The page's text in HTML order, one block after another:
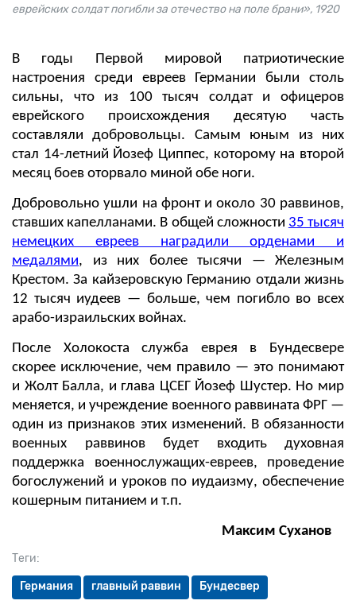
Теги:
Германия главный раввин Бундесвер
еврейских солдат погибли за отечество на поле брани», 1920
В годы Первой мировой патриотические
настроения среди евреев Германии были столь
сильны, что из 100 тысяч солдат и офицеров
еврейского происхождения десятую часть
составляли добровольцы. Самым юным из них
стал 14-летний Йозеф Циппес, которому на второй
месяц боев оторвало миной обе ноги.
Добровольно ушли на фронт и около 30 раввинов,
ставших капелланами. В общей сложности 35 тысяч
немецких евреев наградили орденами и
медалями, из них более тысячи — Железным
Крестом. За кайзеровскую Германию отдали жизнь
12 тысяч иудеев — больше, чем погибло во всех
арабо-израильских войнах.
После Холокоста служба еврея в Бундесвере
скорее исключение, чем правило — это понимают
и Жолт Балла, и глава ЦСЕГ Йозеф Шустер. Но мир
меняется, и учреждение военного раввината ФРГ —
один из признаков этих изменений. В обязанности
военных раввинов будет входить духовная
поддержка военнослужащих-евреев, проведение
богослужений и уроков по иудаизму, обеспечение
кошерным питанием и т.п.
Максим Суханов